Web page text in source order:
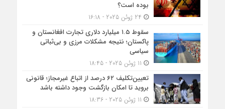
بوده است؟
سقوط ۱.۵ میلیارد دلاری تجارت افغانستان و
پاکستان؛ نتیجه مشکلات مرزی و بی‌ثباتی
سیاسی
تعیین‌تکلیف ۶۲ درصد از اتباع غیرمجاز؛ قانونی
بروید تا امکان بازگشت وجود داشته باشد